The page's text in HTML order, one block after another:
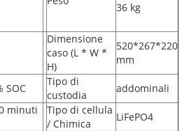
36 kg
Dimensione
caso (L * W *
H)
520*267*220
mm
SOC
Tipo di
custodia
addominali
minuti
Tipo di cellula
/ Chimica
LiFePO4